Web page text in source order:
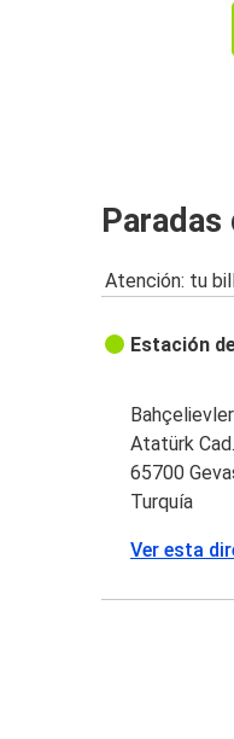
Paradas
Atención: tu
Estación
Atatürk
65700
Turquía
Ver esta